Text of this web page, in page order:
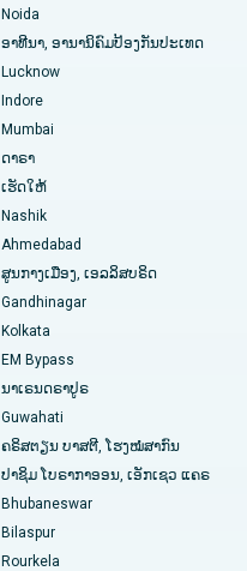
Visakhapatnam
Karimnagar
ຂອງເດລີ
Noida
ອາທີນາ, ອານານິຄົມປ້ອງກັນປະເທດ
Lucknow
Indore
Mumbai
ດາຣາ
ເຮັດໃຫ້
Nashik
Ahmedabad
ສູນກາງເມືອງ, ເອລລິສບຣິດ
Gandhinagar
Kolkata
EM Bypass
ນາເຣນດຣາປູຣ
Guwahati
ຄຣິສຕຽນ ບາສຕີ, ໂຮງໝໍສາກົນ
ປາຊິມ ໂບຣາກາອອນ, ເອັກເຊວ ແຄຣ
Bhubaneswar
Bilaspur
Rourkela